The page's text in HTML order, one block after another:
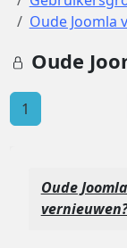
Oude Joomla
Oude
1
Oude Joomla
vernieuwen?